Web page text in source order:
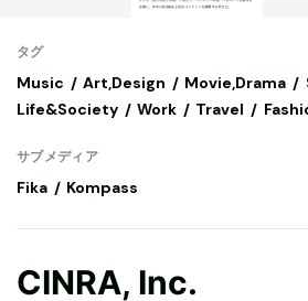
タグ
Music Art,Design Movie,Drama
Life&Society
Work Travel
サブメディア
Fika Kompass
CINRA, Inc.